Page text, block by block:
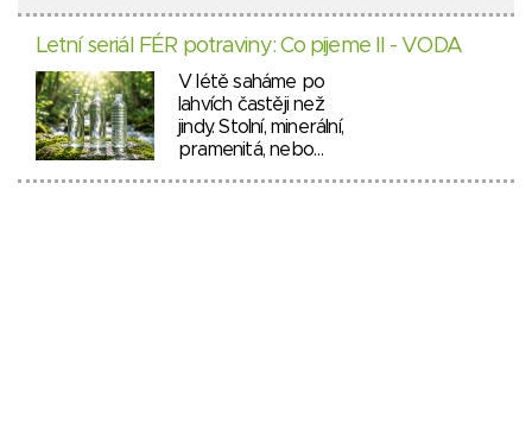
Letní seriál FÉR potraviny: Co pijeme II - VODA
V létě saháme po
lahvích častěji než
jindy. Stolní, minerální,
pramenitá, nebo…